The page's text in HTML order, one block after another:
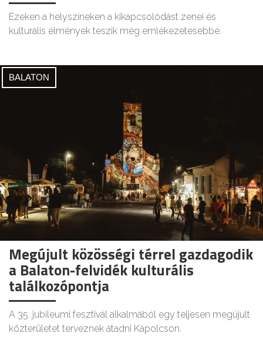
Ezeken a helyszíneken a kikapcsolódást zenei és
kulturális élmények teszik még emlékezetesebbé.
BALATON
Megújult közösségi térrel gazdagodik
a Balaton-felvidék kulturális
találkozópontja
A 35. jubileumi fesztivál alkalmából egy teljesen megújult
közterületet terveznek átadni Kapolcson.